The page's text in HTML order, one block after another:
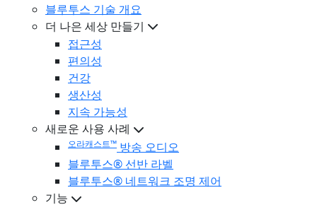
블루투스 기술 개요
더 나은 세상 만들기
접근성
편의성
건강
생산성
지속 가능성
새로운 사용 사례
오라캐스트™ 방송 오디오
블루투스® 선반 라벨
블루투스® 네트워크 조명 제어
기능